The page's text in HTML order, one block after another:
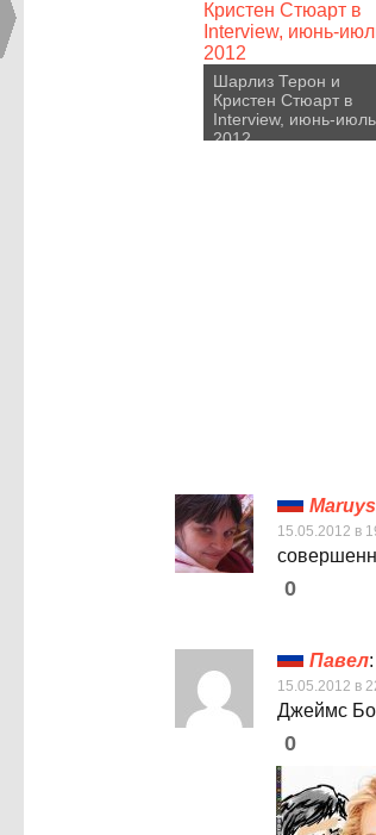
Шарлиз Терон и
Кристен Стюарт в
Interview, июнь-июль
2012
15.05.2012 в
0
Павел:
15.05.2012 в
Джеймс
0